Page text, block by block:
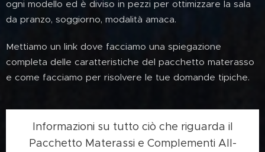
ogni modello ed è diviso in pezzi per ottimizzare la sala
da pranzo, soggiorno, modalità amaca.
Mettiamo un link dove facciamo una spiegazione
completa delle caratteristiche del pacchetto materasso
e come facciamo per risolvere le tue domande tipiche.
Informazioni su tutto ciò che riguarda il
Pacchetto Materassi e Complementi All-